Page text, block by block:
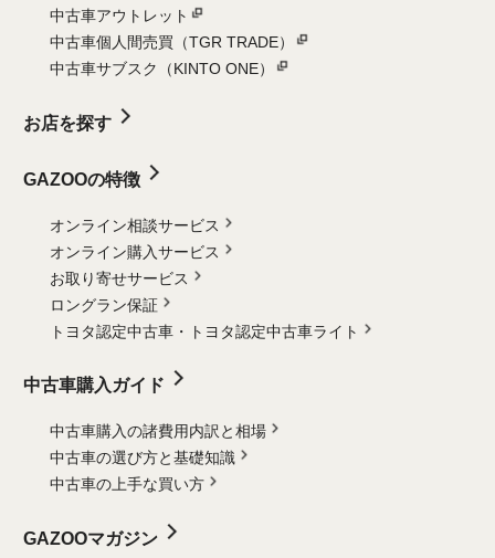
中古車アウトレット
中古車個人間売買（TGR TRADE）
中古車サブスク（KINTO ONE）
お店を探す
GAZOOの特徴
オンライン相談サービス
オンライン購入サービス
お取り寄せサービス
ロングラン保証
トヨタ認定中古車・
トヨタ認定中古車ライト
中古車購入ガイド
中古車購入の諸費用内訳と相場
中古車の選び方と基礎知識
中古車の上手な買い方
GAZOOマガジン